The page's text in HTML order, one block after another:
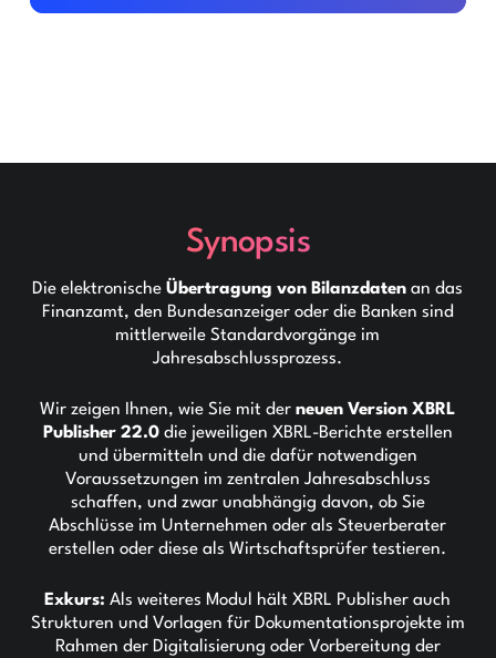
Synopsis
Die elektronischeÜbertragung von Bilanzdaten an das
Finanzamt, den Bundesanzeiger oder die Banken sind
mittlerweile Standardvorgänge im
Jahresabschlussprozess.
Wir zeigen Ihnen, wie Sie mit derneuen Version XBRL
Publisher 22.0die jeweiligen XBRL-Berichte erstellen
und übermitteln und die dafür notwendigen
Voraussetzungen im zentralen Jahresabschluss
schaffen, und zwar unabhängig davon, ob Sie
Abschlüsse im Unternehmen oder als Steuerberater
erstellen oder diese als Wirtschaftsprüfer testieren.
Exkurs: Als weiteres Modul hält XBRL Publisher auch
Strukturen und Vorlagen für Dokumentationsprojekte im
Rahmen der Digitalisierung oder Vorbereitung der